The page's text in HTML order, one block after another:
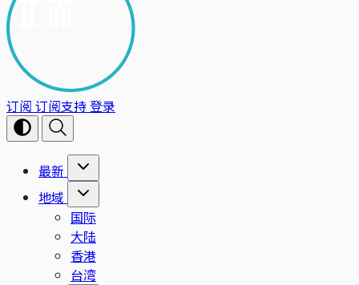
订阅 订阅支持登录
最新
地域
国际
大陆
香港
台湾